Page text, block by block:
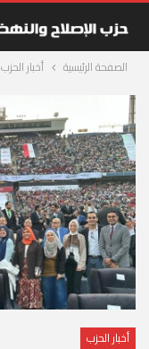
الصفحة الرئيسية أخبار الحزب
أخبار الحزب